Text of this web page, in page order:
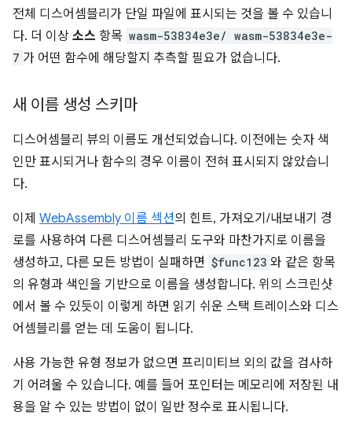
전체 디스어셈블리가 단일 파일에 표시되는 것을 볼 수 있습니
다. 더 이상 소스 항목 wasm-53834e3e/ wasm-53834e3e-
7 가 어떤 함수에 해당할지 추측할 필요가 없습니다.
새 이름 생성 스키마
디스어셈블리 뷰의 이름도 개선되었습니다. 이전에는 숫자 색
인만 표시되거나 함수의 경우 이름이 전혀 표시되지 않았습니
다.
이제 WebAssembly 이름 섹션의 힌트, 가져오기/내보내기 경
로를 사용하여 다른 디스어셈블리 도구와 마찬가지로 이름을
생성하고, 다른 모든 방법이 실패하면 $func123 와 같은 항목
의 유형과 색인을 기반으로 이름을 생성합니다. 위의 스크린샷
에서 볼 수 있듯이 이렇게 하면 읽기 쉬운 스택 트레이스와 디스
어셈블리를 얻는 데 도움이 됩니다.
사용 가능한 유형 정보가 없으면 프리미티브 외의 값을 검사하
기 어려울 수 있습니다. 예를 들어 포인터는 메모리에 저장된 내
용을 알 수 있는 방법이 없이 일반 정수로 표시됩니다.